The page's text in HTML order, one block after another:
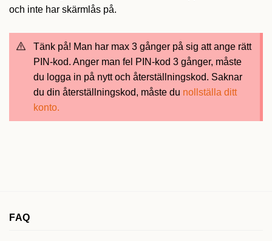
och inte har skärmlås på.
Tänk på! Man har max 3 gånger på sig att ange rätt
PIN-kod. Anger man fel PIN-kod 3 gånger, måste
du logga in på nytt och återställningskod. Saknar
du din återställningskod, måste du nollställa ditt
konto.
FAQ